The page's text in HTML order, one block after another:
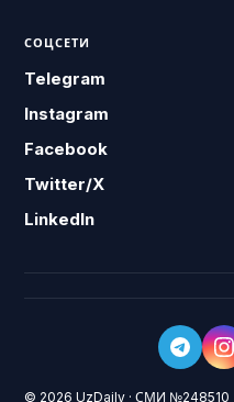
СОЦСЕТИ
Telegram
Instagram
Facebook
Twitter/X
LinkedIn
© 2026 UzDaily · СМИ №248510